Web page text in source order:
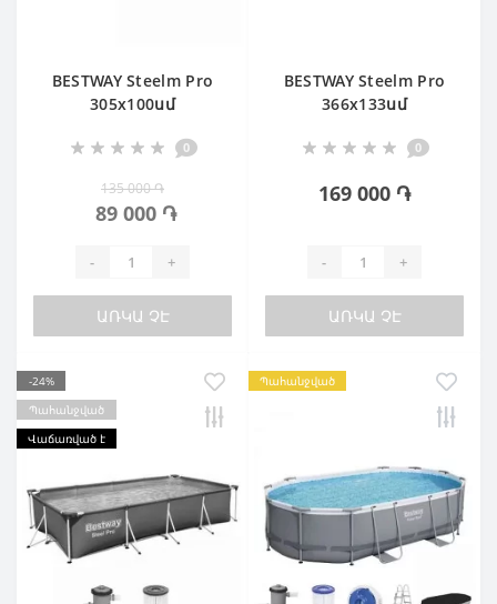
BESTWAY Steelm Pro
305х100սմ
0
135 000 ֏
89 000 ֏
- +
ԱՌԿԱ ՉԷ
BESTWAY Steelm Pro
366х133սմ
0
169 000 ֏
- +
ԱՌԿԱ ՉԷ
-24%
Պահանջված
Վաճառված է
Պահանջված